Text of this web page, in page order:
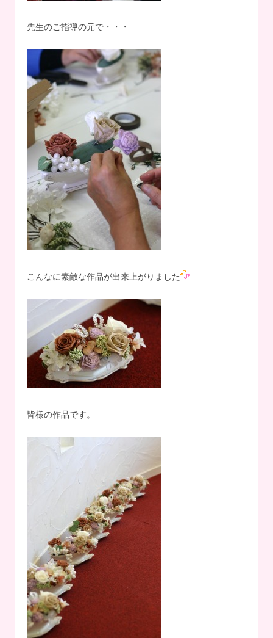
先生のご指導の元で・・・
こんなに素敵な作品が出来上がりました
皆様の作品です。